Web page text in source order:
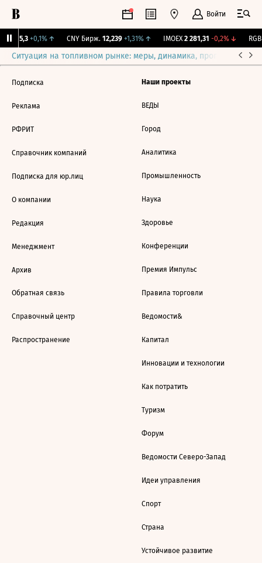
Войти
115,3 +0,1%↑ CNY Бирж. 12,239 +1,31%↑ IMOEX 2 281,31 -0,2%↓
Ситуация на топливном рынке: меры, динамика, прогнозы
Подписка
Реклама
РФРИТ
Справочник компаний
Подписка для юр.лиц
О компании
Редакция
Менеджмент
Архив
Обратная связь
Справочный центр
Распространение
Наши проекты
ВЕДЫ
Город
Аналитика
Промышленность
Наука
Здоровье
Конференции
Премия Импульс
Правила торговли
Ведомости&
Капитал
Инновации и технологии
Как потратить
Туризм
Форум
Ведомости Северо-Запад
Идеи управления
Спорт
Страна
Устойчивое развитие